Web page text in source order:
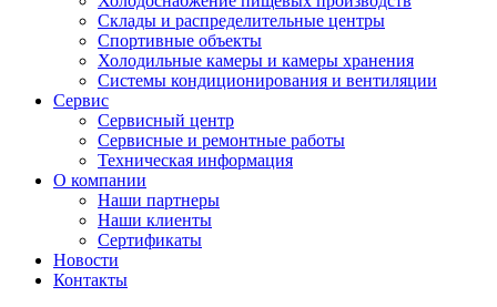
Склады и распределительные центры
Спортивные объекты
Холодильные камеры и камеры хранения
Системы кондиционирования и вентиляции
Сервис
Сервисный центр
Сервисные и ремонтные работы
Техническая информация
О компании
Наши партнеры
Наши клиенты
Сертификаты
Новости
Контакты